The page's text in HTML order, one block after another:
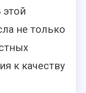
не только
к качеству